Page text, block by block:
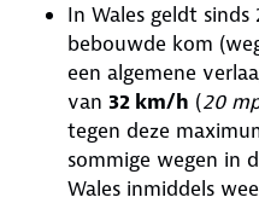
In Wales geldt
bebouwde kom
een algemene
van 32 km/h (20
tegen deze
sommige wegen in
Wales inmiddels